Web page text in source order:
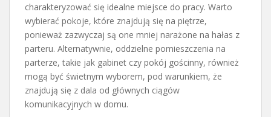
charakteryzować się idealne miejsce do pracy. Warto
wybierać pokoje, które znajdują się na piętrze,
ponieważ zazwyczaj są one mniej narażone na hałas z
parteru. Alternatywnie, oddzielne pomieszczenia na
parterze, takie jak gabinet czy pokój gościnny, również
mogą być świetnym wyborem, pod warunkiem, że
znajdują się z dala od głównych ciągów
komunikacyjnych w domu.